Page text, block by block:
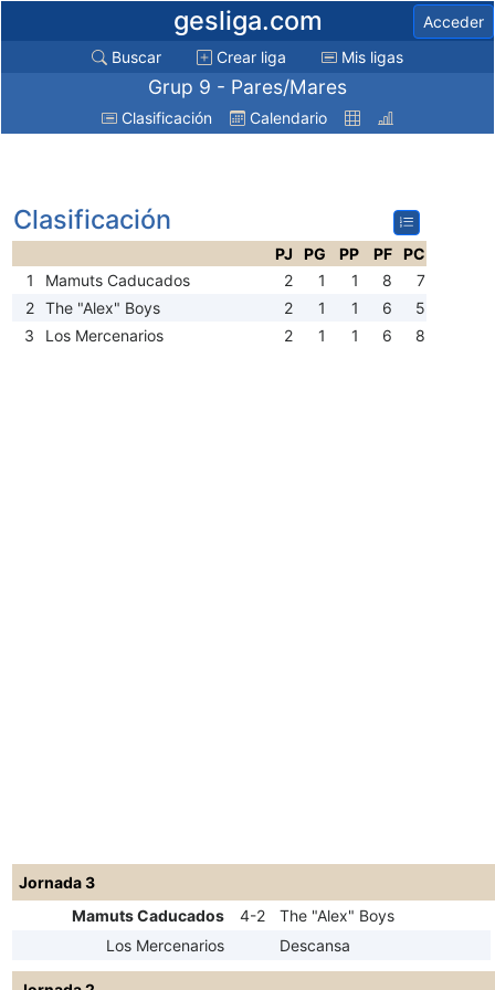
gesliga.com
Acceder
Buscar
Crear liga Mis ligas
Grup 9 - Pares/Mares
Clasificación Calendario
Clasificación
PJ PG PP PF PC
1
Mamuts Caducados 2 1 1 8
7
2 The "Alex" Boys 2 1 1 6
5
3
Los Mercenarios 2 1 1 6 8
Jornada 3
Mamuts Caducados
4-2
The "Alex" Boys
Los Mercenarios
Descansa